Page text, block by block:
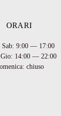
ORARI
Sab: 9:00 — 17:00
14:00 — 22:00
chiuso